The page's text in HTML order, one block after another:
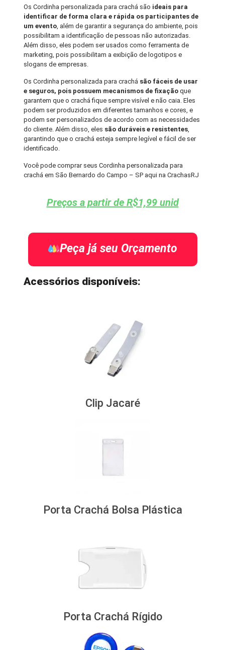
Os Cordinha personalizada para crachá são ideais para
identificar de forma clara e rápida os participantes de
um evento, além de garantir a segurança do ambiente, pois
possibilitam a identificação de pessoas não autorizadas.
Além disso, eles podem ser usados como ferramenta de
marketing, pois possibilitam a exibição de logotipos e
slogans de empresas.
Os Cordinha personalizada para crachá são fáceis de usar
e seguros, pois possuem mecanismos de fixação que
garantem que o crachá fique sempre visível e não caia. Eles
podem ser produzidos em diferentes tamanhos e cores, e
podem ser personalizados de acordo com as necessidades
do cliente. Além disso, eles são duráveis e resistentes,
garantindo que o crachá esteja sempre legível e fácil de ser
identificado.
Você pode comprar seus Cordinha personalizada para
crachá em São Bernardo do Campo – SP aqui na CrachasRJ
Preços a partir de R$1,99 unid
Peça já seu Orçamento
Acessórios disponíveis:
Clip Jacaré
Porta Crachá Bolsa Plástica
Porta Crachá Rígido